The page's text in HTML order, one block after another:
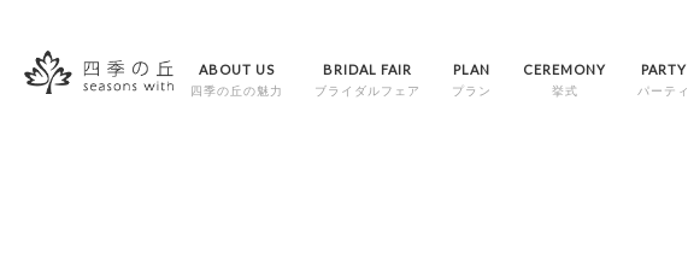
ABOUT US
四季の丘の魅力
BRIDAL FAIR
ブライダルフェア
PLAN
プラン
CEREMONY
挙式
PARTY
パーティ